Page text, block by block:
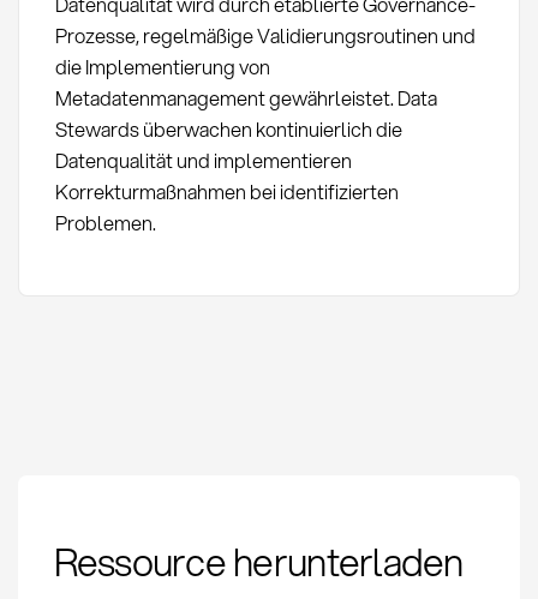
Prozesse, regelmäßige Validierungsroutinen und
die Implementierung von
Metadatenmanagement gewährleistet. Data
Stewards überwachen kontinuierlich die
Datenqualität und implementieren
Korrekturmaßnahmen bei identifizierten
Problemen.
Methoden und
Anwendung im
Ressource herunterladen